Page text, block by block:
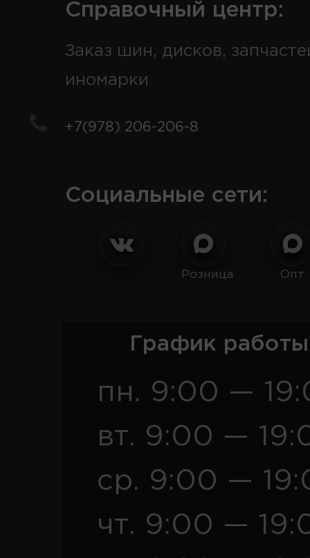
Справочный центр:
Заказ шин, дисков,
иномарки
+7(978) 206-206-8
Социальные сети:
Розница Опт
График
пн. 9:00 —
вт. 9:00 —
ср. 9:00 —
чт. 9:00 —